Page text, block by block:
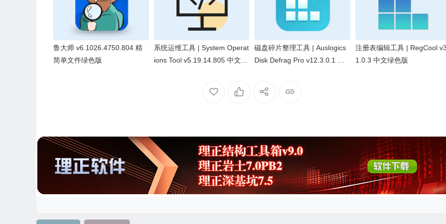
鲁大师 v6.1026.4750.804 精
简单文件绿色版
系统运维工具 | System Operat
ions Tool v5.19.14.805 中文绿
磁盘碎片整理工具 | Auslogics
Disk Defrag Pro v12.3.0.1 便
注册表编辑工具 | RegCool
1.0.3 中文绿色版